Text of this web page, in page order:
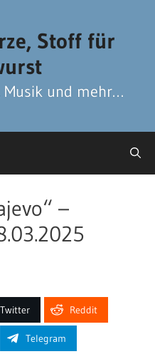
Stoff für
Musik und mehr…
–
Twitter Reddit
Telegram